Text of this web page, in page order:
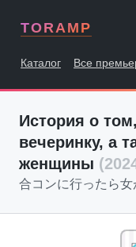
TORAMP
Каталог Все
История о
вечеринку, а
женщины
合コンに行ったら